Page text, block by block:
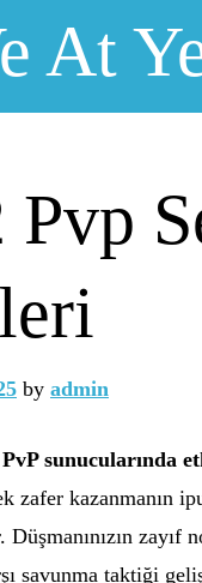
At
by admin
sunucularında
kazanmanın
savunma taktiği